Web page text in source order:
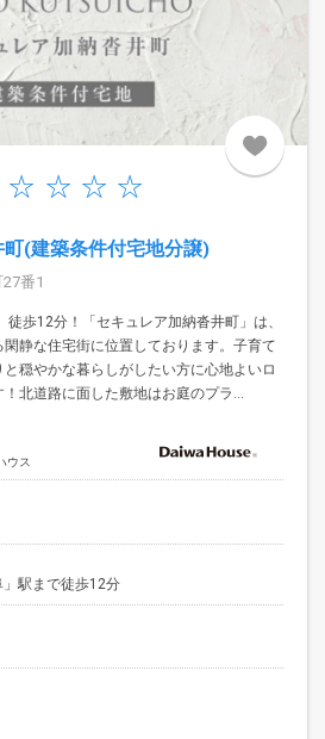
(建築条件付宅地分譲)
番1
歩12分！「セキュレア加納沓井町」は、
静な住宅街に位置しております。子育て
穏やかな暮らしがしたい方に心地よいロ
北道路に面した敷地はお庭のプラ...
ウス
駅まで徒歩12分